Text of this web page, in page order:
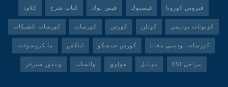
فيروس كورونا فيسبوك فيس بوك كتاب شرح كلاود
كوبونات يوديمي كوتلن كورس كورسات كورسات الشبكات
كورسات يوديمي مجانا كورس سيسكو لينكس مايكروسوفت
مراحل OSI موبايل هواوي واتساب ويندوز سيرفر